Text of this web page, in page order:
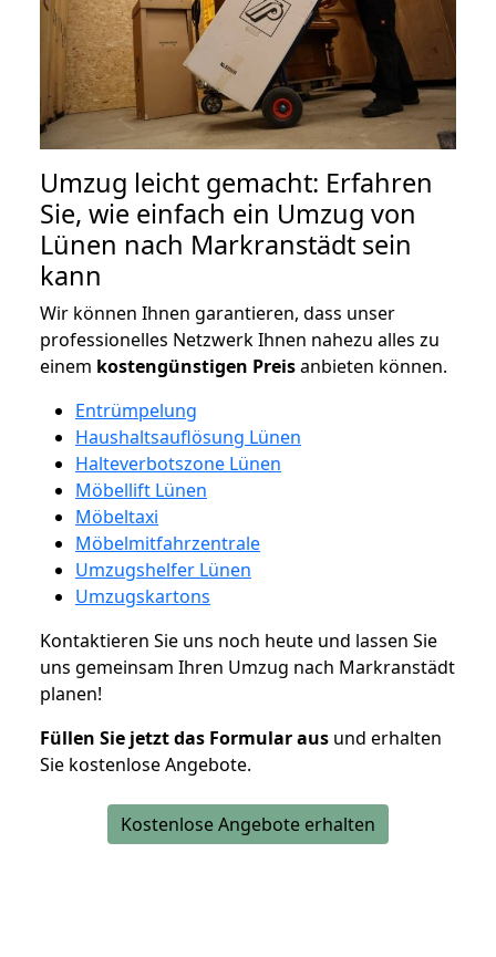
Umzug leicht gemacht: Erfahren
Sie, wie einfach ein Umzug von
Lünen nach Markranstädt sein
kann
Wir können Ihnen garantieren, dass unser
professionelles Netzwerk Ihnen nahezu alles zu
einem kostengünstigen Preisanbieten können.
Entrümpelung
Haushaltsauflösung Lünen
Halteverbotszone Lünen
Möbellift Lünen
Möbeltaxi
Möbelmitfahrzentrale
Umzugshelfer Lünen
Umzugskartons
Kontaktieren Sie uns noch heute und lassen Sie
uns gemeinsam Ihren Umzug nach Markranstädt
planen!
Füllen Sie jetzt das Formular aus und erhalten
Sie kostenlose Angebote.
Kostenlose Angebote erhalten